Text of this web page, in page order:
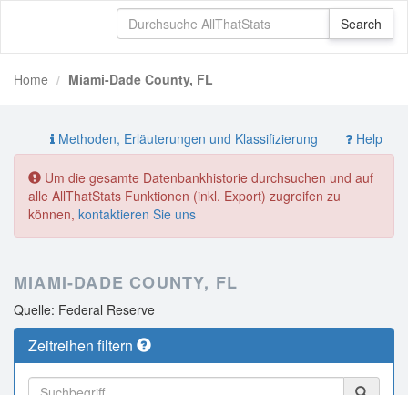
Home Miami-Dade County, FL
Methoden, Erläuterungen und Klassifizierung Help
Um die gesamte Datenbankhistorie durchsuchen und auf
alle AllThatStats Funktionen (inkl. Export) zugreifen zu
können, kontaktieren Sie uns
MIAMI-DADE COUNTY, FL
Quelle: Federal Reserve
Zeitreihen filtern